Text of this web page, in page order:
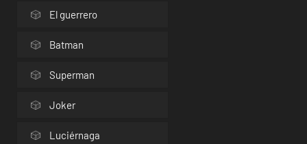
El guerrero
Batman
Superman
Joker
Luciérnaga